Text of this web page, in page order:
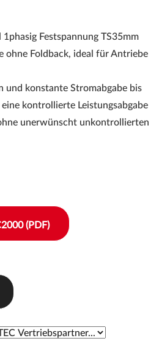
Festspannung TS35mm
ohne Foldback, ideal für Antriebe
und konstante Stromabgabe bis
kontrollierte Leistungsabgabe
unerwünscht unkontrollierten
(PDF)